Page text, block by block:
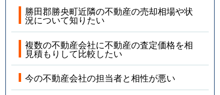
勝田郡勝央町近隣の不動産の売却相場や状
況について知りたい
複数の不動産会社に不動産の査定価格を相
見積もりして比較したい
今の不動産会社の担当者と相性が悪い